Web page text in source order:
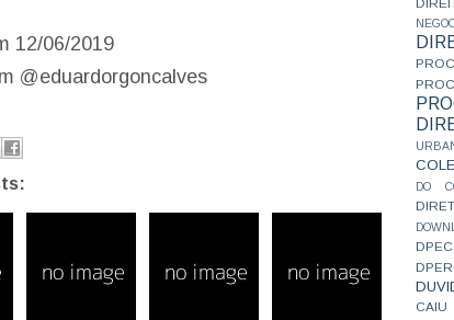
12/06/2019
@eduardorgoncalves
DO
CAIU